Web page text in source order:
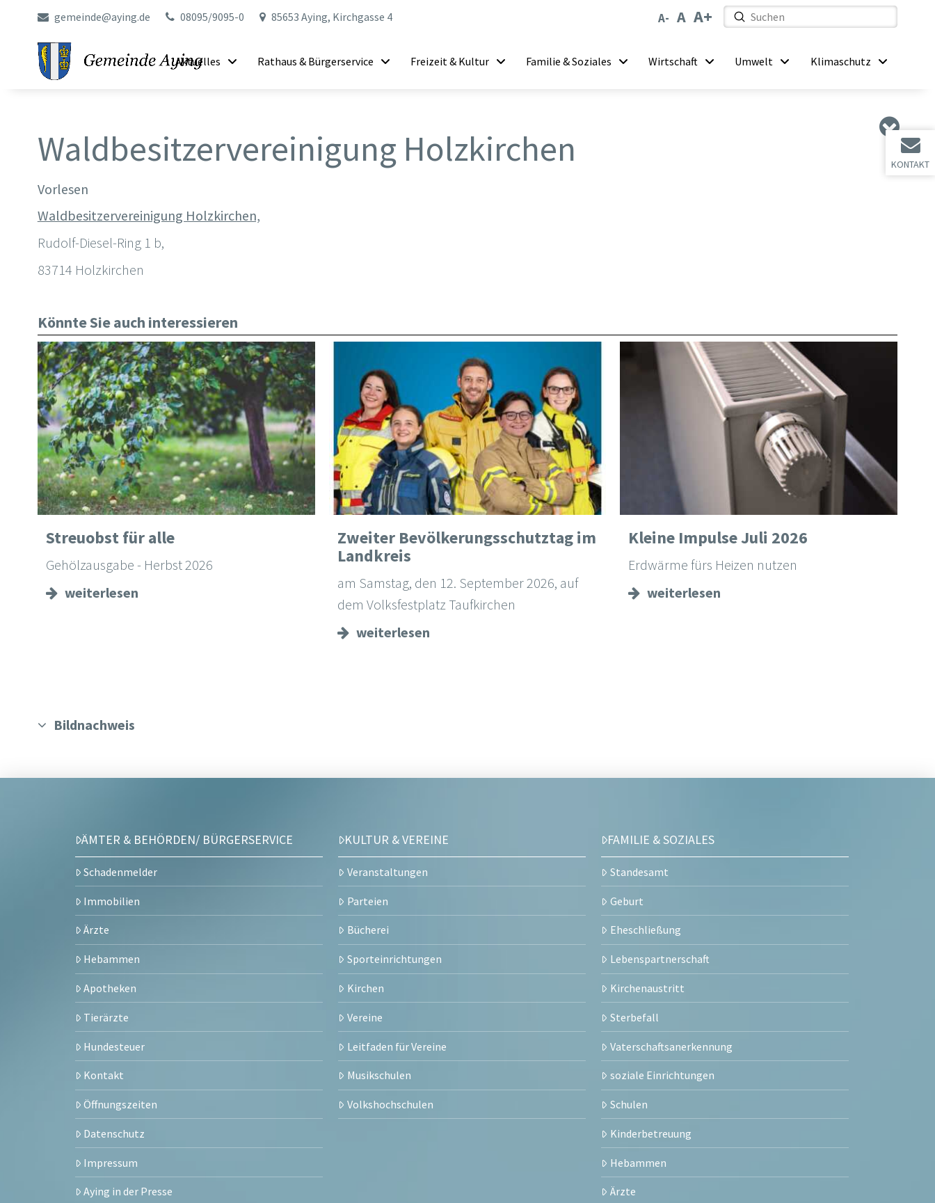
KONTAKT
gemeinde@aying.de 08095/9095-0 85653 Aying, Kirchgasse 4
Search
Submit
Aktuelles Rathaus & Bürgerservice Freizeit & Kultur Familie & Soziales Wirtschaft Umwelt Klimaschutz
Waldbesitzervereinigung Holzkirchen
Vorlesen
Waldbesitzervereinigung Holzkirchen,
Rudolf-Diesel-Ring 1 b,
83714 Holzkirchen
Könnte Sie auch interessieren
Streuobst für alle
Gehölzausgabe - Herbst 2026
weiterlesen
Zweiter Bevölkerungsschutztag im
Landkreis
am Samstag, den 12. September 2026, auf
dem Volksfestplatz Taufkirchen
weiterlesen
Kleine Impulse Juli 2026
Erdwärme fürs Heizen nutzen
weiterlesen
Bildnachweis
ÄMTER & BEHÖRDEN/ BÜRGERSERVICE
Schadenmelder
Immobilien
Ärzte
Hebammen
Apotheken
Tierärzte
Hundesteuer
Kontakt
Öffnungszeiten
Datenschutz
Impressum
Aying in der Presse
KULTUR & VEREINE
Veranstaltungen
Parteien
Bücherei
Sporteinrichtungen
Kirchen
Vereine
Leitfaden für Vereine
Musikschulen
Volkshochschulen
FAMILIE & SOZIALES
Standesamt
Geburt
Eheschließung
Lebenspartnerschaft
Kirchenaustritt
Sterbefall
Vaterschaftsanerkennung
soziale Einrichtungen
Schulen
Kinderbetreuung
Hebammen
Ärzte